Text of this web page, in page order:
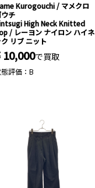
Kurogouchi / マメクロ
チ
High Neck Knitted
/ レーヨン ナイロン ハイネ
ク リブ ニット
10,000で買取
評価：B